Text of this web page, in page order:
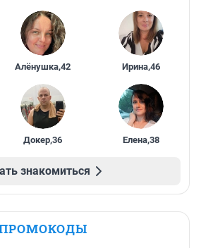
Алёнушка,42 Ирина,46
Докер,36 Елена,38
знакомиться